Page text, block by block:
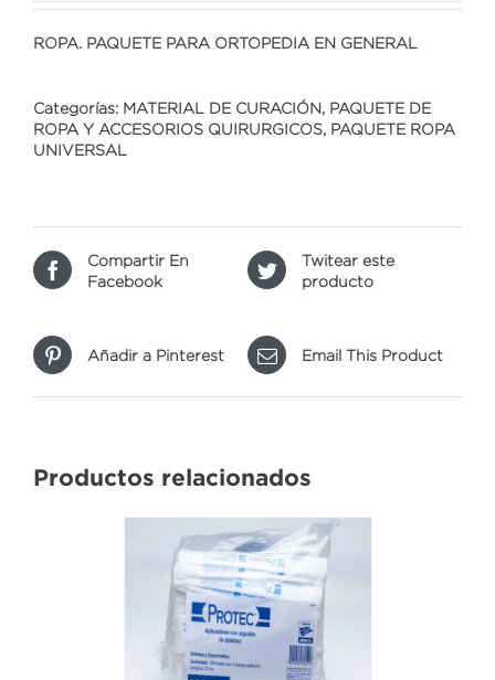
ROPA. PAQUETE PARA ORTOPEDIA EN GENERAL
Categorías: MATERIAL DE CURACIÓN PAQUETE DE
ROPA Y ACCESORIOS QUIRURGICOS PAQUETE ROPA
UNIVERSAL
Compartir En
Facebook
Twitear este
producto
Añadir a Pinterest Email This Product
Productos relacionados